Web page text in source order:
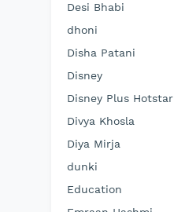
Desi Bhabi
dhoni
Disha Patani
Disney
Disney Plus Hotstar
Divya Khosla
Diya Mirja
dunki
Education